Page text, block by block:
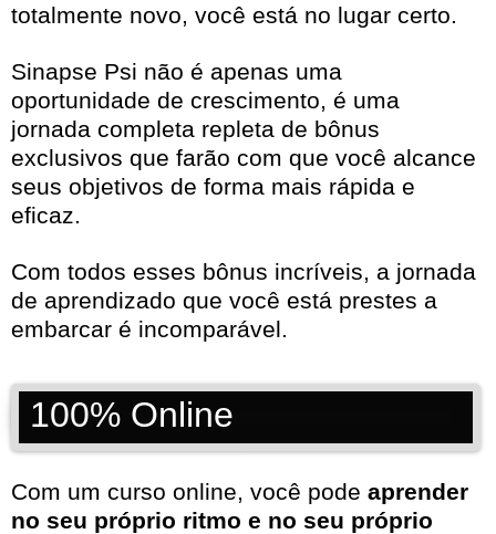
totalmente novo, você está no lugar certo.
Sinapse Psi não é apenas uma
oportunidade de crescimento, é uma
jornada completa repleta de bônus
exclusivos que farão com que você alcance
seus objetivos de forma mais rápida e
eficaz.
Com todos esses bônus incríveis, a jornada
de aprendizado que você está prestes a
embarcar é incomparável.
100% Online
Com um curso online, você pode aprender
no seu próprio ritmo e no seu próprio